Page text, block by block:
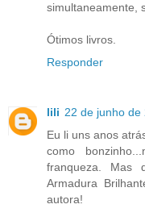
simultaneamente,
Ótimos livros.
Responder
lili 22 de junho de
Eu li uns anos
como
franqueza. Mas
Armadura
autora!